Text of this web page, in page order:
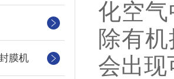
膜机
化空
除有
会出现